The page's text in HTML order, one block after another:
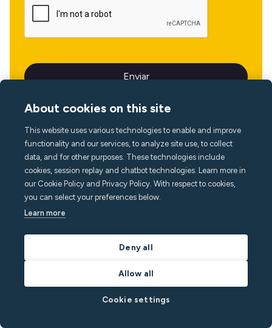
Idioma
About cookies on this site
This website uses various technologies to enable and improve
functionality and our services, to analyze site use, to collect
data, and for other purposes. These technologies include
cookies, session replay and chatbot technologies. Learn more in
our Cookie Policy and Privacy Policy. With respect to cookies,
you can select your preferences below.
Learn more
Deny all
Allow all
Cookie settings